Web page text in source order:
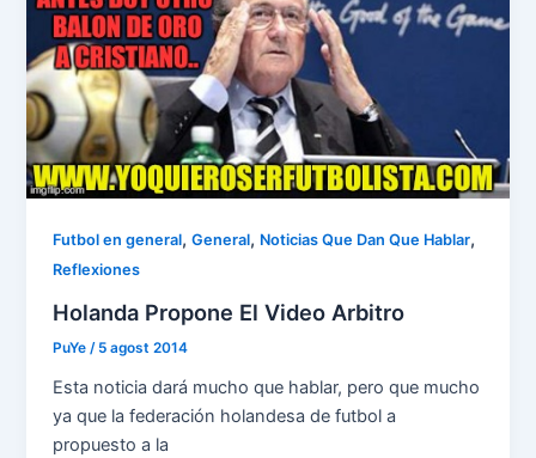
Futbol en general,General, Noticias Que Dan Que Hablar,
Reflexiones
Holanda Propone El Video Arbitro
PuYe/ 5 agost 2014
Esta noticia dará mucho que hablar, pero que mucho
ya que la federación holandesa de futbol a
propuesto a la